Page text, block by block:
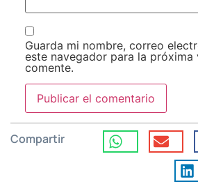
Guarda mi nombre, correo
este navegador para la próxima
comente.
Compartir